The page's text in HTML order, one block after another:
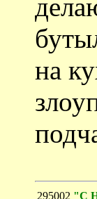
на
295002 "С